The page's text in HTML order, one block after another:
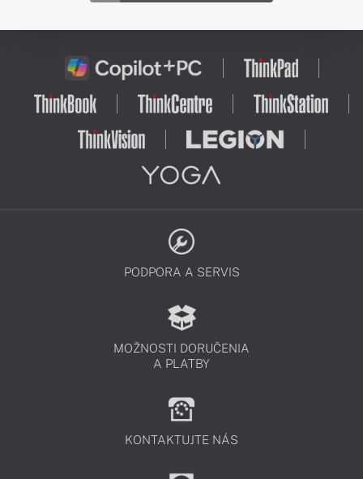
PODPORA A SERVIS
MOŽNOSTI DORUČENIA
A PLATBY
KONTAKTUJTE NÁS